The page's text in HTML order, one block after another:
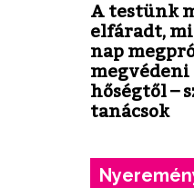
A testünk
elfáradt,
nap
hőségtől –
tanácsok